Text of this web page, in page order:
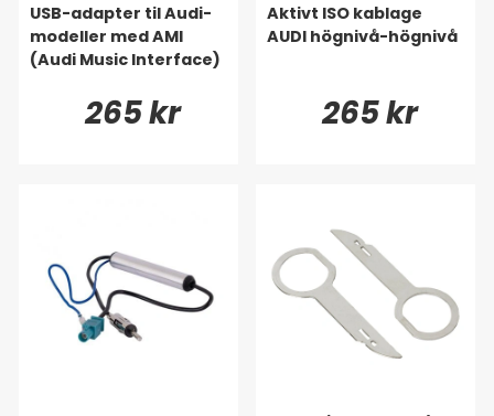
USB-adapter til Audi-
modeller med AMI
(Audi Music Interface)
265 kr
Aktivt ISO kablage
AUDI högnivå-högnivå
265 kr